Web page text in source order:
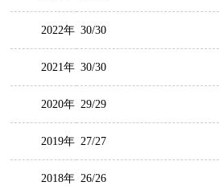
2022年 30/30
2021年 30/30
2020年 29/29
2019年 27/27
2018年 26/26